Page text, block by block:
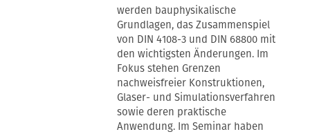
werden bauphysikalische
Grundlagen, das Zusammenspiel
von DIN 4108-3 und DIN 68800 mit
den wichtigsten Änderungen. Im
Fokus stehen Grenzen
nachweisfreier Konstruktionen,
Glaser- und Simulationsverfahren
sowie deren praktische
Anwendung. Im Seminar haben